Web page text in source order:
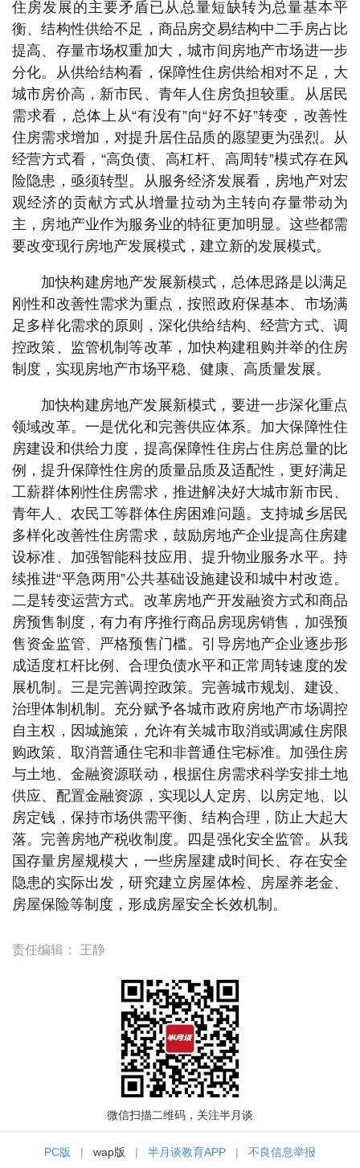
住房发展的主要矛盾已从总量短缺转为总量基本平
衡、结构性供给不足，商品房交易结构中二手房占比
提高、存量市场权重加大，城市间房地产市场进一步
分化。从供给结构看，保障性住房供给相对不足，大
城市房价高，新市民、青年人住房负担较重。从居民
需求看，总体上从“有没有”向“好不好”转变，改善性
住房需求增加，对提升居住品质的愿望更为强烈。从
经营方式看，“高负债、高杠杆、高周转”模式存在风
险隐患，亟须转型。从服务经济发展看，房地产对宏
观经济的贡献方式从增量拉动为主转向存量带动为
主，房地产业作为服务业的特征更加明显。这些都需
要改变现行房地产发展模式，建立新的发展模式。
加快构建房地产发展新模式，总体思路是以满足
刚性和改善性需求为重点，按照政府保基本、市场满
足多样化需求的原则，深化供给结构、经营方式、调
控政策、监管机制等改革，加快构建租购并举的住房
制度，实现房地产市场平稳、健康、高质量发展。
加快构建房地产发展新模式，要进一步深化重点
领域改革。一是优化和完善供应体系。加大保障性住
房建设和供给力度，提高保障性住房占住房总量的比
例，提升保障性住房的质量品质及适配性，更好满足
工薪群体刚性住房需求，推进解决好大城市新市民、
青年人、农民工等群体住房困难问题。支持城乡居民
多样化改善性住房需求，鼓励房地产企业提高住房建
设标准、加强智能科技应用、提升物业服务水平。持
续推进“平急两用”公共基础设施建设和城中村改造。
二是转变运营方式。改革房地产开发融资方式和商品
房预售制度，有力有序推行商品房现房销售，加强预
售资金监管、严格预售门槛。引导房地产企业逐步形
成适度杠杆比例、合理负债水平和正常周转速度的发
展机制。三是完善调控政策。完善城市规划、建设、
治理体制机制。充分赋予各城市政府房地产市场调控
自主权，因城施策，允许有关城市取消或调减住房限
购政策、取消普通住宅和非普通住宅标准。加强住房
与土地、金融资源联动，根据住房需求科学安排土地
供应、配置金融资源，实现以人定房、以房定地、以
房定钱，保持市场供需平衡、结构合理，防止大起大
落。完善房地产税收制度。四是强化安全监管。从我
国存量房屋规模大，一些房屋建成时间长、存在安全
隐患的实际出发，研究建立房屋体检、房屋养老金、
房屋保险等制度，形成房屋安全长效机制。
责任编辑： 王静
微信扫描二维码，关注半月谈
PC版 | wap版 | 半月谈教育APP | 不良信息举报